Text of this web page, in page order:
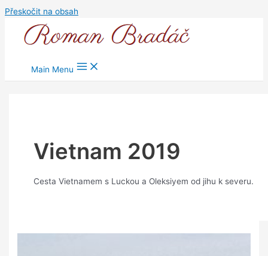
Přeskočit na obsah
Main Menu
Vietnam 2019
Cesta Vietnamem s Luckou a Oleksiyem od jihu k severu.